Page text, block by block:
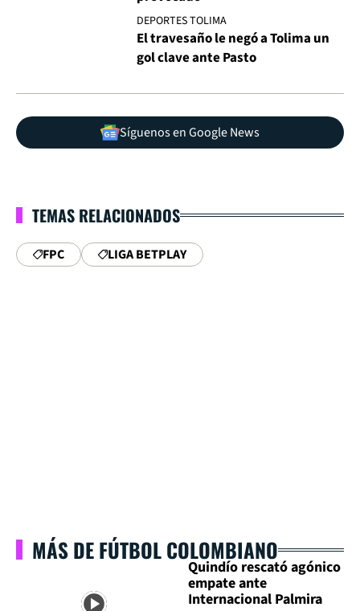
DEPORTES TOLIMA
El travesaño le negó a Tolima un
gol clave ante Pasto
Síguenos en Google News
TEMAS RELACIONADOS
FPC LIGA BETPLAY
MÁS DE FÚTBOL COLOMBIANO
Quindío rescató agónico
empate ante
Internacional Palmira